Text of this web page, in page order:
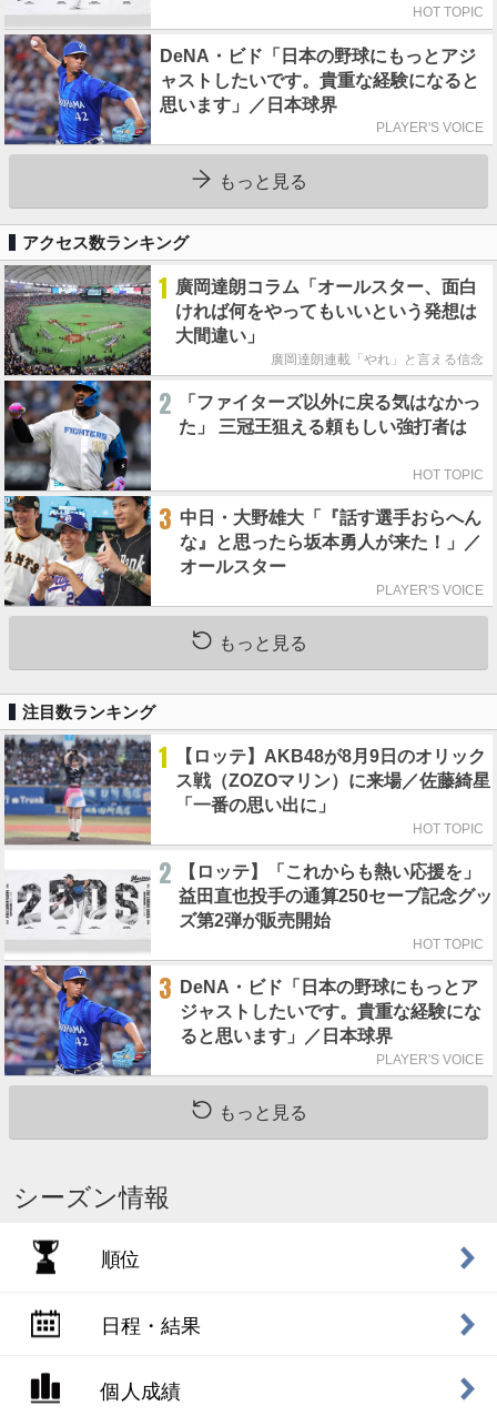
HOT TOPIC
DeNA・ビド「日本の野球にもっとアジ
ャストしたいです。貴重な経験になると
思います」／日本球界
PLAYER'S VOICE
もっと見る
アクセス数ランキング
1 廣岡達朗コラム「オールスター、面白
ければ何をやってもいいという発想は
大間違い」
廣岡達朗連載「やれ」と言える信念
2
「ファイターズ以外に戻る気はなかっ
た」 三冠王狙える頼もしい強打者は
HOT TOPIC
3 中日・大野雄大「『話す選手おらへん
な』と思ったら坂本勇人が来た！」／
オールスター
PLAYER'S VOICE
もっと見る
注目数ランキング
1
【ロッテ】AKB48が8月9日のオリック
ス戦（ZOZOマリン）に来場／佐藤綺星
「一番の思い出に」
HOT TOPIC
2
【ロッテ】「これからも熱い応援を」
益田直也投手の通算250セーブ記念グッ
ズ第2弾が販売開始
HOT TOPIC
3
DeNA・ビド「日本の野球にもっとア
ジャストしたいです。貴重な経験にな
ると思います」／日本球界
PLAYER'S VOICE
もっと見る
シーズン情報
順位
日程・結果
個人成績